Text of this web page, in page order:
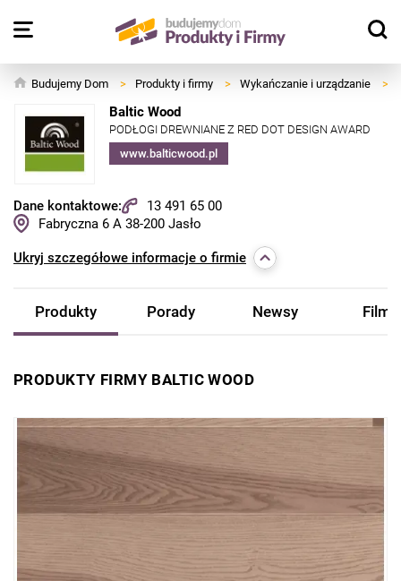
Budujemy Dom > Produkty i firmy > Wykańczanie i urządzanie >
Baltic Wood
PODŁOGI DREWNIANE Z RED DOT DESIGN AWARD
www.balticwood.pl
Dane kontaktowe:
13 491 65 00
Fabryczna 6 A 38-200 Jasło
Ukryj szczegółowe informacje o firmie
Produkty Porady Newsy Filmy
PRODUKTY FIRMY BALTIC WOOD